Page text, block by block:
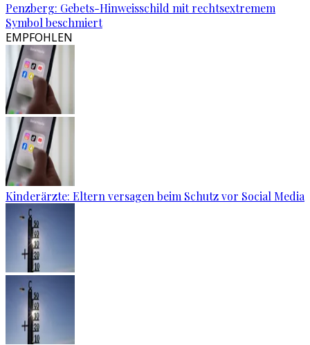
Penzberg: Gebets-Hinweisschild mit rechtsextremem
Symbol beschmiert
EMPFOHLEN
Kinderärzte: Eltern versagen beim Schutz vor Social Media